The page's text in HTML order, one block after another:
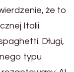
że to
Italii.
Długi,
typu